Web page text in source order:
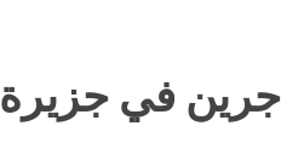
في جزيرة